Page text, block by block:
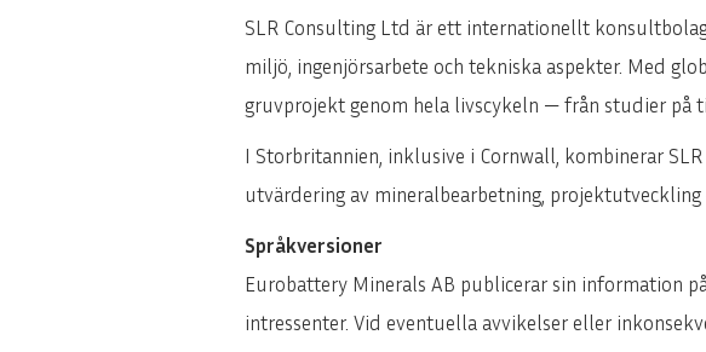
SLR Consulting Ltd är ett internationellt
miljö, ingenjörsarbete och tekniska aspekter. Med
gruvprojekt genom hela livscykeln — från studier
I Storbritannien, inklusive i Cornwall, kombinerar
utvärdering av mineralbearbetning, projektutveckling
Språkversioner
Eurobattery Minerals AB publicerar sin information
intressenter. Vid eventuella avvikelser eller